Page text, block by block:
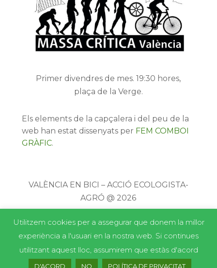
Primer divendres de mes. 19:30 hores,
plaça de la Verge.
Els elements de la capçalera i del peu de la
web han estat dissenyats per FEM COMBOI
GRÀFIC.
VALÈNCIA EN BICI – ACCIÓ ECOLOGISTA-
AGRÓ @ 2026
Utilitzem cookies per a assegurar que donem la millor
experiència a l'usuari en la nostra web. Si continues
utilitzant aquest lloc, assumirem que estàs d'acord
D'ACORD NO POLÍTICA DE PRIVACITAT